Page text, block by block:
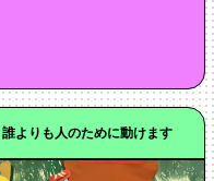
誰よりも人のために動けます